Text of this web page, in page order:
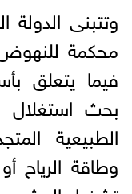
وتتبنى الدولة
محكمة للنهوض
فيما يتعلق
بحث استغلال
الطبيعية
وطاقة الرياح